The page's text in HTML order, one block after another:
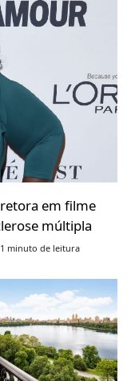
em filme
múltipla
1 minuto de leitura